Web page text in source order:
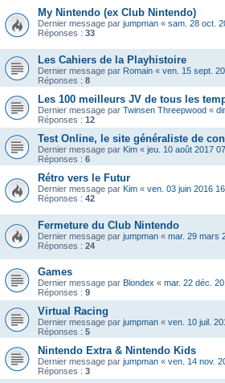
My Nintendo (ex Club Nintendo)
Dernier message par jumpman « sam. 28 oct.
Réponses : 33
Les Cahiers de la Playhistoire
Dernier message par Romain « ven. 15 sept.
Réponses : 8
Les 100 meilleurs JV de tous les
Dernier message par Twinsen Threepwood «
Réponses : 12
Test Online, le site généraliste de
Dernier message par Kim « jeu. 10 août 2017
Réponses : 6
Rétro vers le Futur
Dernier message par Kim « ven. 03 juin 2016
Réponses : 42
Fermeture du Club Nintendo
Dernier message par jumpman « mar. 29 mars
Réponses : 24
Games
Dernier message par Blondex « mar. 22 déc.
Réponses : 9
Virtual Racing
Dernier message par jumpman « ven. 10 juil.
Réponses : 5
Nintendo Extra & Nintendo Kids
Dernier message par jumpman « ven. 14 nov.
Réponses : 3